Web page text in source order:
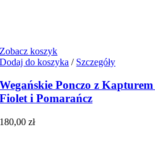
Zobacz koszyk
Dodaj do koszyka / Szczegóły
Wegańskie Ponczo z
Fiolet i Pomarańcz
180,00zł